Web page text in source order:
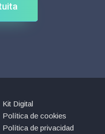
Kit Digital
Política de cookies
Política de privacidad